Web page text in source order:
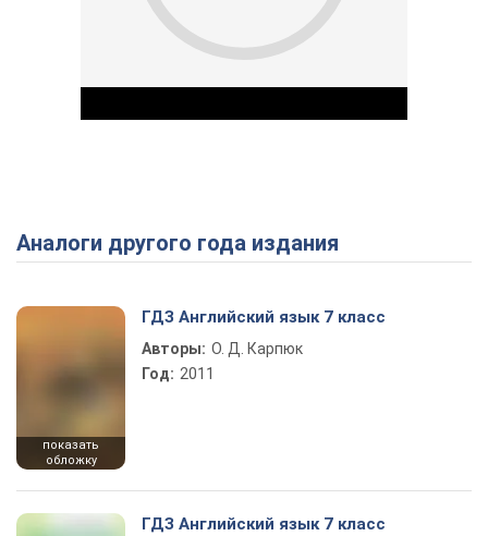
Play Video
Аналоги другого года издания
показать
обложку
ГДЗ Английский язык 7 класс
Авторы: О. Д. Карпюк
Год: 2011
ГДЗ Английский язык 7 класс